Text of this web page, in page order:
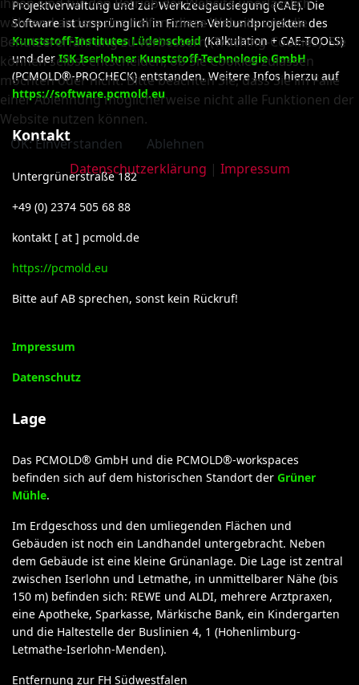
Projektverwaltung und zur Werkzeugauslegung (CAE). Die
Software ist ursprünglich in Firmen-Verbundprojekten des
Kunststoff-Institutes Lüdenscheid(Kalkulation + CAE-TOOLS)
und derISK Iserlohner Kunststoff-Technologie GmbH
(PCMOLD®-PROCHECK) entstanden. Weitere Infos hierzu auf
https://software.pcmold.eu
Kontakt
Untergrünerstraße 182
+49 (0) 2374 505 68 88
kontakt [ at ] pcmold.de
https://pcmold.eu
Bitte auf AB sprechen, sonst kein Rückruf!
Impressum
Datenschutz
Lage
Das PCMOLD® GmbH und die PCMOLD®-workspaces
befinden sich auf dem historischen Standort der Grüner
Mühle.
Im Erdgeschoss und den umliegenden Flächen und
Gebäuden ist noch ein Landhandel untergebracht. Neben
dem Gebäude ist eine kleine Grünanlage. Die Lage ist zentral
zwischen Iserlohn und Letmathe, in unmittelbarer Nähe (bis
150 m) befinden sich: REWE und ALDI, mehrere Arztpraxen,
eine Apotheke, Sparkasse, Märkische Bank, ein Kindergarten
und die Haltestelle der Buslinien 4, 1 (Hohenlimburg-
Letmathe-Iserlohn-Menden).
Entfernung zur FH Südwestfalen
während andere uns helfen, diese Website und die
Benutzererfahrung zu verbessern (Tracking-Cookies). Sie
können selbst entscheiden, ob Sie Cookies zulassen
möchten oder nicht. Bitte beachten Sie, dass Sie im Falle
einer Ablehnung möglicherweise nicht alle Funktionen der
Website nutzen können.
OK: Einverstanden
Ablehnen
Datenschutzerklärung | Impressum